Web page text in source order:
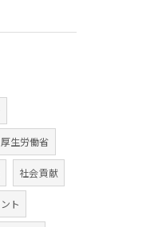
厚生労働省
社会貢献
ト